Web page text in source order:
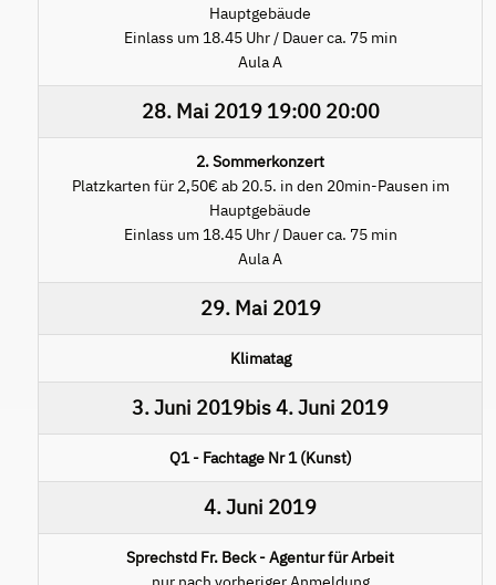
Hauptgebäude
Einlass um 18.45 Uhr / Dauer ca. 75 min
Aula A
28. Mai 201919:00 20:00
2. Sommerkonzert
Platzkarten für 2,50€ ab 20.5. in den 20min-Pausen im
Hauptgebäude
Einlass um 18.45 Uhr / Dauer ca. 75 min
Aula A
29. Mai 2019
Klimatag
3. Juni 2019bis4. Juni 2019
Q1 - Fachtage Nr 1 (Kunst)
4. Juni 2019
Sprechstd Fr. Beck - Agentur für Arbeit